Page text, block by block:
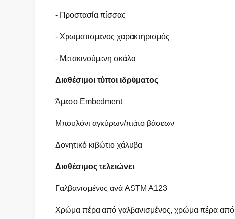
- Προστασία πίσσας
- Χρωματισμένος χαρακτηρισμός
- Μετακινούμενη σκάλα
Διαθέσιμοι τύποι ιδρύματος
Άμεσο Embedment
Μπουλόνι αγκύρων/πιάτο βάσεων
Δονητικό κιβώτιο χάλυβα
Διαθέσιμος τελειώνει
Γαλβανισμένος ανά ASTM A123
Χρώμα πέρα από γαλβανισμένος, χρώμα πέρα από